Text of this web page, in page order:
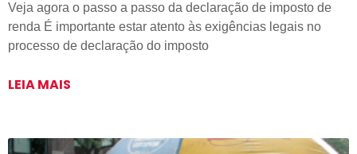
Veja agora o passo a passo da declaração de imposto de
renda É importante estar atento às exigências legais no
processo de declaração do imposto
LEIA MAIS